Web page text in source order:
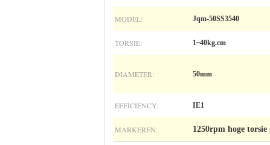
MODEL: Jqm-50SS3540
TORSIE: 1~40kg.cm
DIAMETER: 50mm
EFFICIENCY: IE1
MARKEREN: 1250rpm hoge